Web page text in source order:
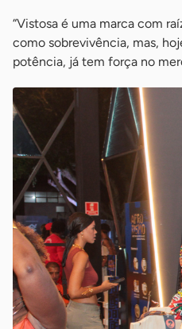
“Vistosa é uma marca com
como sobrevivência, mas,
potência, já tem força no